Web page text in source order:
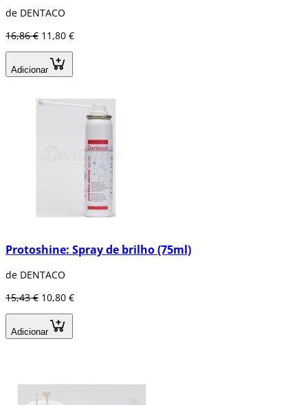
de DENTACO
16,86 € 11,80 €
Adicionar
Protoshine: Spray de brilho (75ml)
de DENTACO
15,43 € 10,80 €
Adicionar